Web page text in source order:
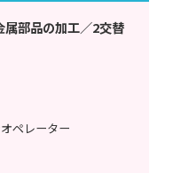
属部品の加工／2交替
ペレーター